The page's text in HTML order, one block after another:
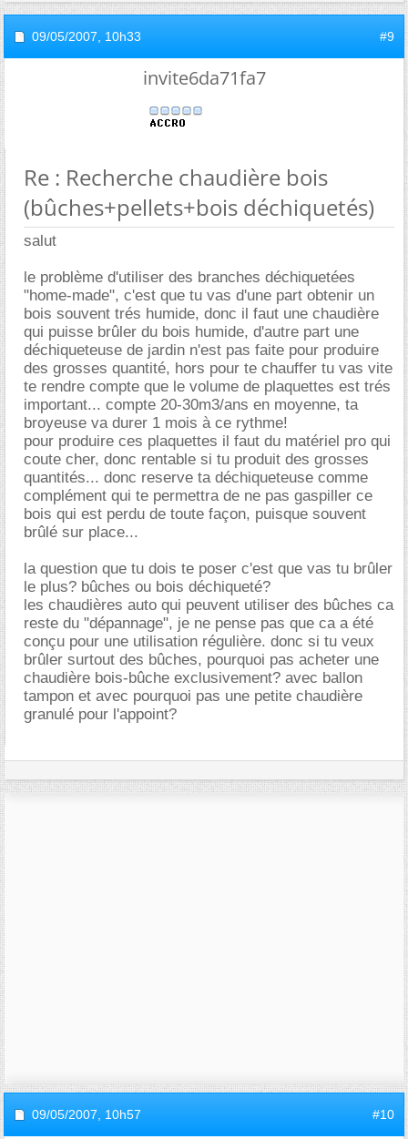
09/05/2007, 10h33 #9
invite6da71fa7
Re : Recherche chaudière bois
(bûches+pellets+bois déchiquetés)
salut
le problème d'utiliser des branches déchiquetées
"home-made", c'est que tu vas d'une part obtenir un
bois souvent trés humide, donc il faut une chaudière
qui puisse brûler du bois humide, d'autre part une
déchiqueteuse de jardin n'est pas faite pour produire
des grosses quantité, hors pour te chauffer tu vas vite
te rendre compte que le volume de plaquettes est trés
important... compte 20-30m3/ans en moyenne, ta
broyeuse va durer 1 mois à ce rythme!
pour produire ces plaquettes il faut du matériel pro qui
coute cher, donc rentable si tu produit des grosses
quantités... donc reserve ta déchiqueteuse comme
complément qui te permettra de ne pas gaspiller ce
bois qui est perdu de toute façon, puisque souvent
brûlé sur place...
la question que tu dois te poser c'est que vas tu brûler
le plus? bûches ou bois déchiqueté?
les chaudières auto qui peuvent utiliser des bûches ca
reste du "dépannage", je ne pense pas que ca a été
conçu pour une utilisation régulière. donc si tu veux
brûler surtout des bûches, pourquoi pas acheter une
chaudière bois-bûche exclusivement? avec ballon
tampon et avec pourquoi pas une petite chaudière
granulé pour l'appoint?
09/05/2007, 10h57 #10